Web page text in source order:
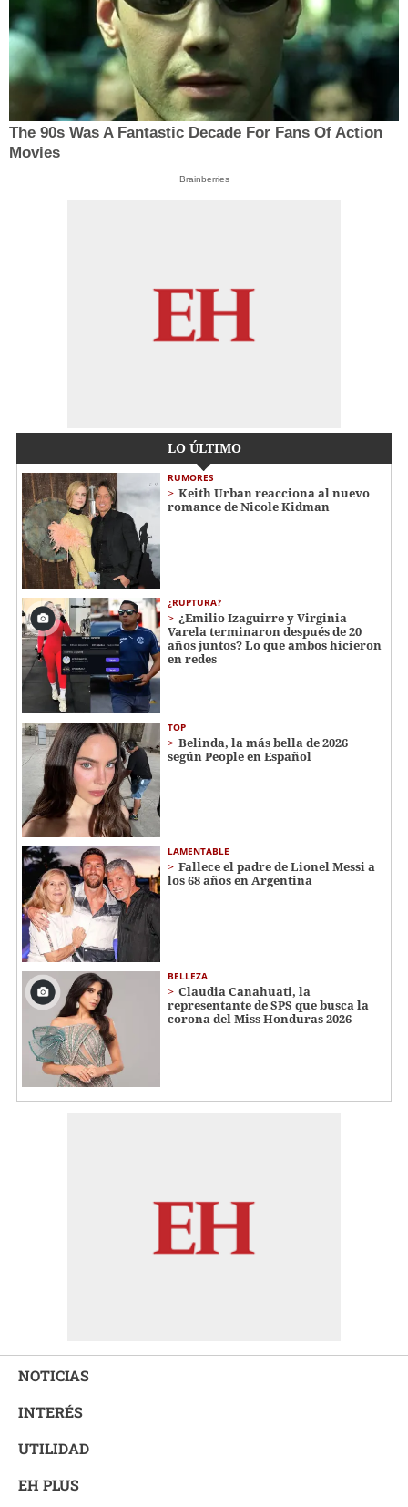
The 90s Was A Fantastic Decade For Fans Of Action
Movies
Brainberries
LO ÚLTIMO
RUMORES
Keith Urban reacciona al nuevo
romance de Nicole Kidman
¿RUPTURA?
¿Emilio Izaguirre y Virginia
Varela terminaron después de 20
años juntos? Lo que ambos hicieron
en redes
TOP
Belinda, la más bella de 2026
según People en Español
LAMENTABLE
Fallece el padre de Lionel Messi a
los 68 años en Argentina
BELLEZA
Claudia Canahuati, la
representante de SPS que busca la
corona del Miss Honduras 2026
NOTICIAS
INTERÉS
UTILIDAD
EH PLUS